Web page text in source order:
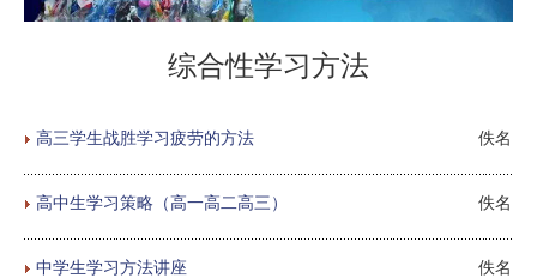
综合性学习方法
高三学生战胜学习疲劳的方法 佚名
高中生学习策略（高一高二高三） 佚名
中学生学习方法讲座 佚名